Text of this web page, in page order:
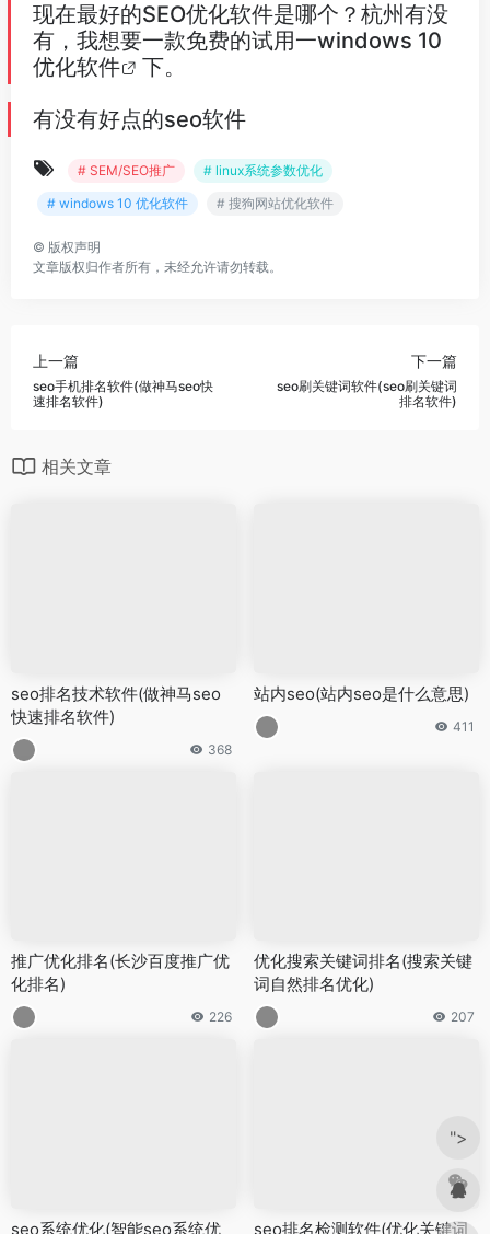
现在最好的SEO优化软件是哪个？杭州有没
有，我想要一款免费的试用一windows 10
优化软件
下。
有没有好点的seo软件
# SEM/SEO推广
# linux系统参数优化
# windows 10 优化软件
# 搜狗网站优化软件
© 版权声明
文章版权归作者所有，未经允许请勿转载。
上一篇
seo手机排名软件(做神马seo快
速排名软件)
下一篇
seo刷关键词软件(seo刷关键词
排名软件)
相关文章
seo排名技术软件(做神马seo
快速排名软件)
368
站内seo(站内seo是什么意思)
411
推广优化排名(长沙百度推广优
化排名)
226
优化搜索关键词排名(搜索关键
词自然排名优化)
207
seo系统优化(智能seo系统优 seo排名检测软件(优化关键词
">